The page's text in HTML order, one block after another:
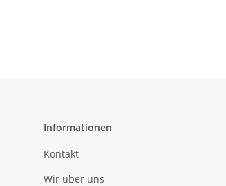
Informationen
Kontakt
Wir über uns